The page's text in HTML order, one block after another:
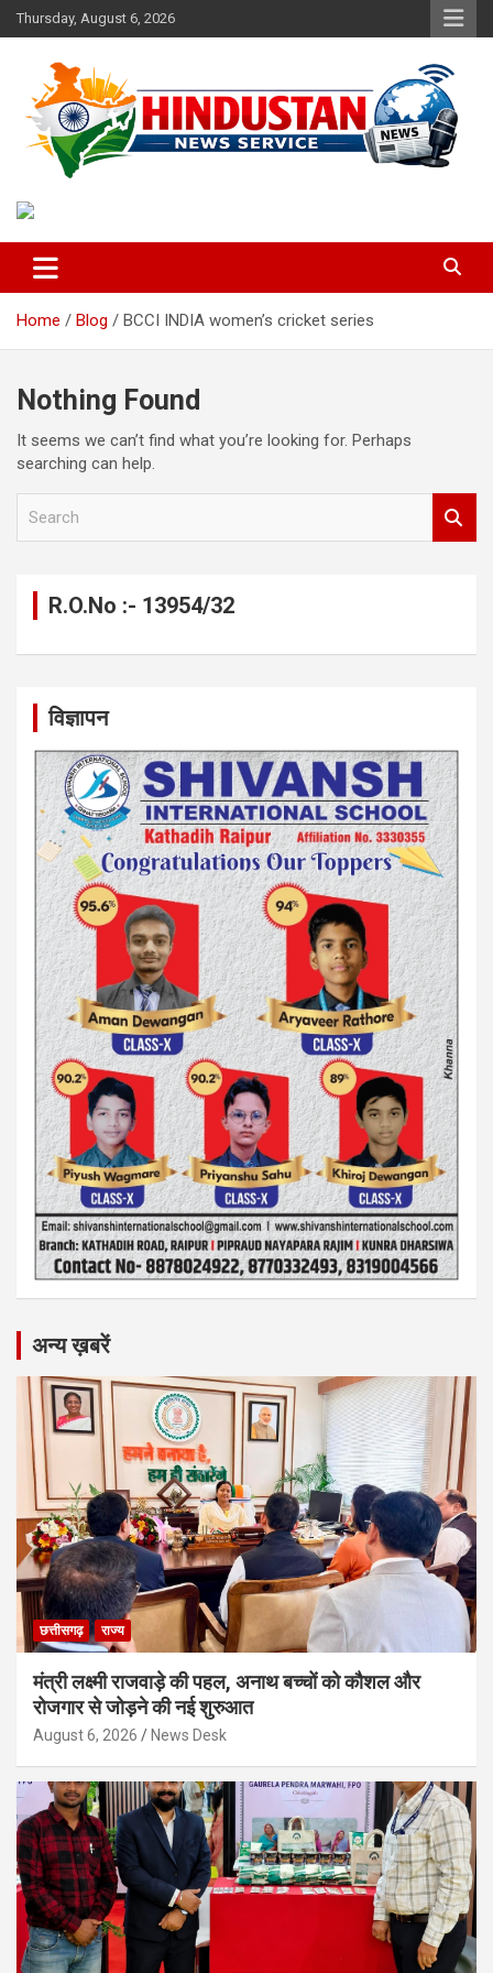
Skip
to
Thursday, August 6, 2026
Hindustan News Service
Home Blog BCCI INDIA women’s cricket series
Nothing Found
It seems we can’t find what you’re looking for. Perhaps
searching can help.
R.O.No :- 13954/32
विज्ञापन
अन्य ख़बरें
छत्तीसगढ़ राज्य
मंत्री लक्ष्मी राजवाड़े की पहल, अनाथ बच्चों को कौशल और
रोजगार से जोड़ने की नई शुरुआत
August 6, 2026 News Desk